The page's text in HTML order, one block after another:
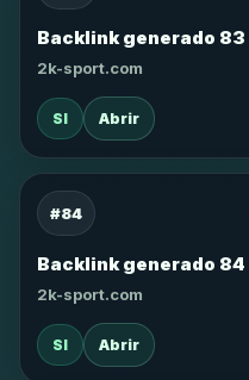
Backlink generado 83
2k-sport.com
SI Abrir
#84
Backlink generado 84
2k-sport.com
SI Abrir